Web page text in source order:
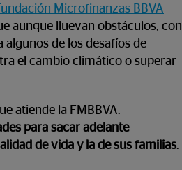
Microfinanzas BBVA
aunque lluevan obstáculos, con
de los desafíos de
el cambio climático o superar
atiende la FMBBVA.
para sacar adelante
de vida y la de sus familias.